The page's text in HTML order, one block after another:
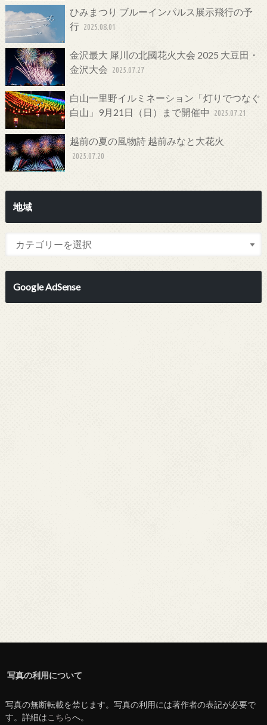
ひみまつり ブルーインパルス展示飛行の予
行 2025.08.01
金沢最大 犀川の北國花火大会 2025 大豆田・
金沢大会 2025.07.27
白山一里野イルミネーション「灯りでつなぐ
白山」9月21日（日）まで開催中
2025.07.21
越前の夏の風物詩 越前みなと大花火
2025.07.20
地域
Google AdSense
写真の利用について
写真の無断転載を禁じます。写真の利用には著作者の表記が必要で
す。詳細はこちらへ。